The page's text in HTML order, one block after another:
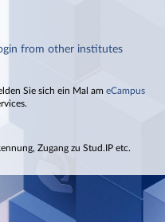
from other institutes
Sie sich ein Mal am eCampus
Zugang zu Stud.IP etc.